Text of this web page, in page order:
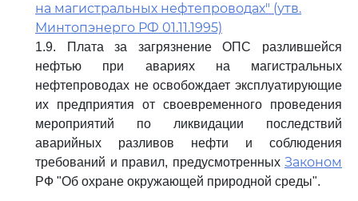
на магистральных нефтепроводах" (утв.
Минтопэнерго РФ 01.11.1995)
1.9. Плата за загрязнение ОПС разлившейся
нефтью при авариях на магистральных
нефтепроводах не освобождает эксплуатирующие
их предприятия от своевременного проведения
мероприятий по ликвидации последствий
аварийных разливов нефти и соблюдения
требований и правил, предусмотренных Законом
РФ "Об охране окружающей природной среды".